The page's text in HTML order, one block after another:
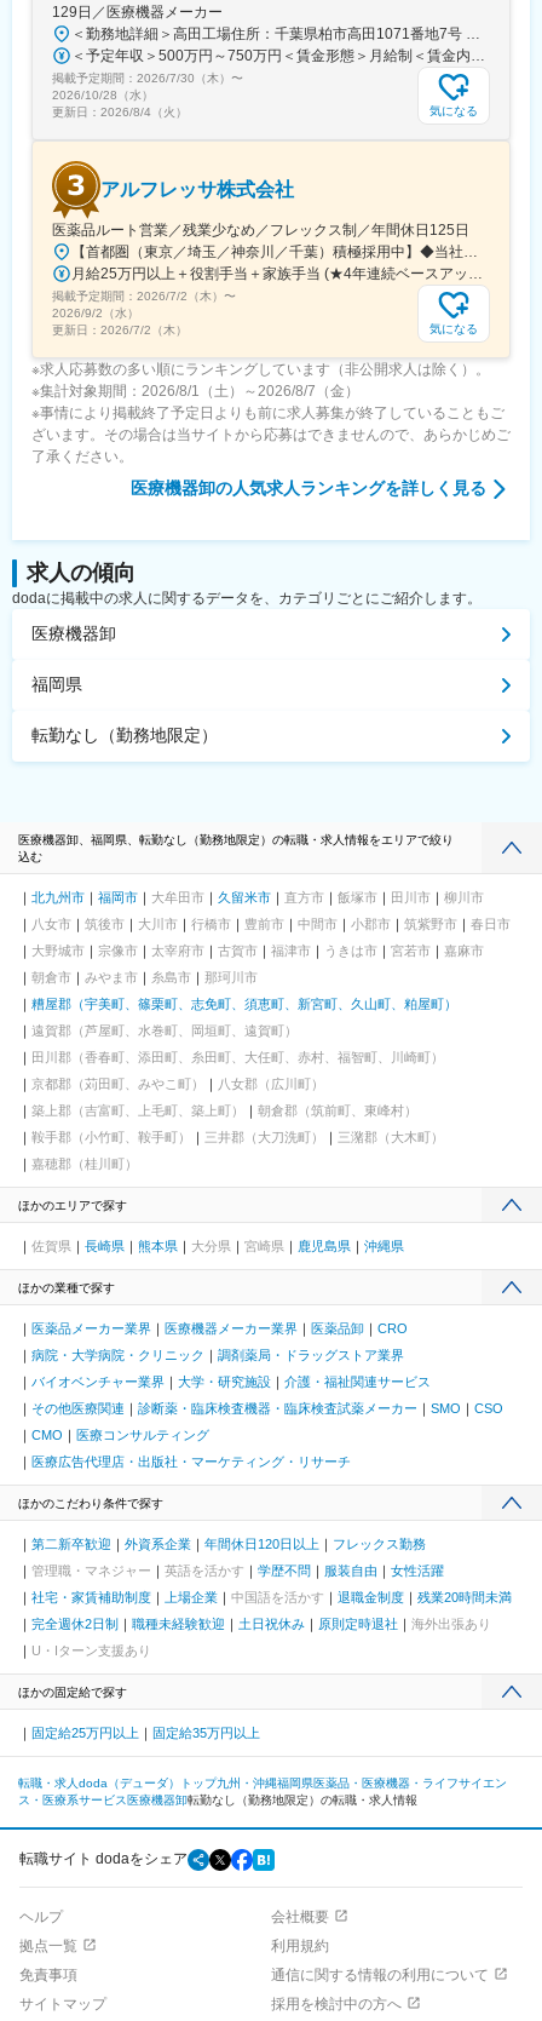
129日／医療機器メーカー
掲載予定期間： 2026/7/30（木） 〜
2026/10/28（水）
更新日： 2026/8/4（火） 気になる
アルフレッサ株式会社
医薬品ルート営業／残業少なめ／フレックス制／年間休日125日
掲載予定期間： 2026/7/2（木） 〜
2026/9/2（水）
更新日： 2026/7/2（木） 気になる
※求人応募数の多い順にランキングしています（非公開求人は除く）。
※集計対象期間：2026/8/1（土）～2026/8/7（金）
※事情により掲載終了予定日よりも前に求人募集が終了していることもご
ざいます。その場合は当サイトから応募はできませんので、あらかじめご
了承ください。
医療機器卸の人気求人ランキングを詳しく見る
求人の傾向
dodaに掲載中の求人に関するデータを、カテゴリごとにご紹介します。
医療機器卸
福岡県
転勤なし（勤務地限定）
医療機器卸、福岡県、転勤なし（勤務地限定）の転職・求人情報をエリアで絞り
込む
北九州市 福岡市 大牟田市 久留米市 直方市 飯塚市 田川市
柳川市
八女市
筑後市 大川市 行橋市 豊前市 中間市 小郡市 筑紫野市
春日市
大野城市
宗像市 太宰府市 古賀市 福津市 うきは市 宮若市
嘉麻市
朝倉市
みやま市 糸島市
那珂川市
糟屋郡（宇美町、篠栗町、志免町、須恵町、新宮町、久山町、粕屋町）
遠賀郡（芦屋町、水巻町、岡垣町、遠賀町）
田川郡（香春町、添田町、糸田町、大任町、赤村、福智町、川崎町）
京都郡（苅田町、みやこ町）
八女郡（広川町）
築上郡（吉富町、上毛町、築上町）
朝倉郡（筑前町、東峰村）
鞍手郡（小竹町、鞍手町）
三井郡（大刀洗町）
三潴郡（大木町）
嘉穂郡（桂川町）
ほかのエリアで探す
佐賀県 長崎県 熊本県 大分県 宮崎県 鹿児島県 沖縄県
ほかの業種で探す
医薬品メーカー業界 医療機器メーカー業界 医薬品卸
CRO
病院・大学病院・クリニック
調剤薬局・ドラッグストア業界
バイオベンチャー業界
大学・研究施設
介護・福祉関連サービス
その他医療関連
診断薬・臨床検査機器・臨床検査試薬メーカー SMO
CSO
CMO
医療コンサルティング
医療広告代理店・出版社・マーケティング・リサーチ
ほかのこだわり条件で探す
第二新卒歓迎 外資系企業 年間休日120日以上
フレックス勤務
管理職・マネジャー
英語を活かす 学歴不問 服装自由
女性活躍
社宅・家賃補助制度
上場企業 中国語を活かす 退職金制度
残業20時間未満
完全週休2日制
職種未経験歓迎 土日祝休み 原則定時退社
海外出張あり
U・Iターン支援あり
ほかの固定給で探す
固定給25万円以上 固定給35万円以上
転職・求人doda（デューダ）トップ九州・沖縄福岡県医薬品・医療機器・ライフサイエン
ス・医療系サービス 医療機器卸転勤なし（勤務地限定）の転職・求人情報
転職サイト dodaをシェア
ヘルプ
会社概要
拠点一覧
利用規約
免責事項
通信に関する情報の利用について
サイトマップ
採用を検討中の方へ